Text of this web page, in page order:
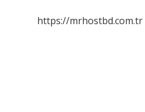
https://mrhostbd.com.tr